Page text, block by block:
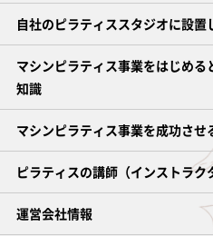
自社のピラティススタジオに設置
マシンピラティス事業をはじめ
知識
マシンピラティス事業を成功させ
ピラティスの講師（インストラク
運営会社情報